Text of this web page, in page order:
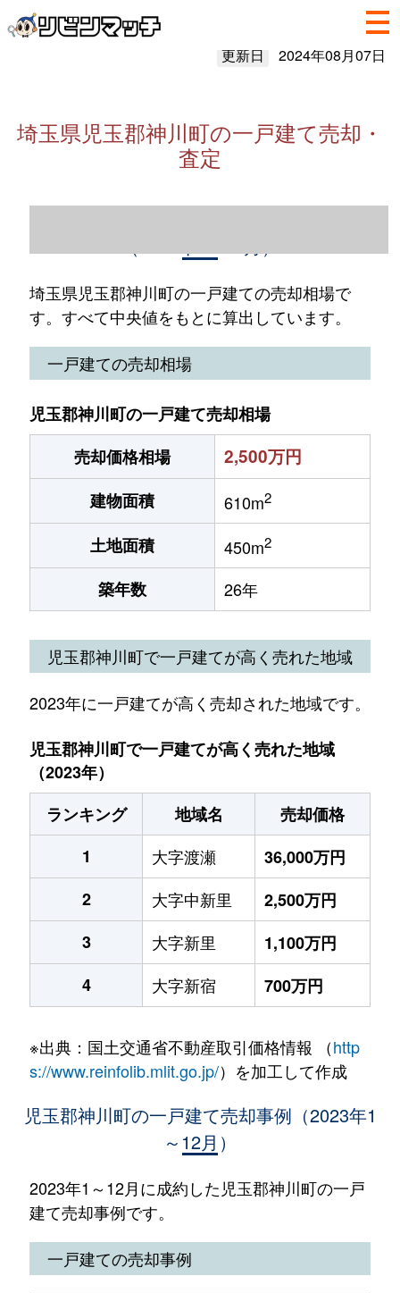
更新日 2024年08月07日
埼玉県児玉郡神川町の一戸建て売却・
査定
埼玉県児玉郡神川町の一戸建ての売却相場で
す。すべて中央値をもとに算出しています。
一戸建ての売却相場
児玉郡神川町の一戸建て売却相場
売却価格相場
2,500万円
建物面積 610m2
土地面積 450m2
築年数 26年
児玉郡神川町で一戸建てが高く売れた地域
2023年に一戸建てが高く売却された地域です。
児玉郡神川町で一戸建てが高く売れた地域
（2023年）
ランキング
地域名
売却価格
1
大字渡瀬
36,000万円
2
大字中新里
2,500万円
3
大字新里
1,100万円
4
大字新宿 700万円
※出典：国土交通省不動産取引価格情報 （http
s://www.reinfolib.mlit.go.jp/）を加工して作成
児玉郡神川町の一戸建て売却事例（2023年1
～12月）
2023年1～12月に成約した児玉郡神川町の一戸
建て売却事例です。
一戸建ての売却事例